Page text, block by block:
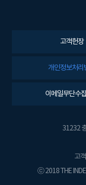
고객헌장
개인정보처리
이메일무단수
31232
고
ⓒ 2018 THE